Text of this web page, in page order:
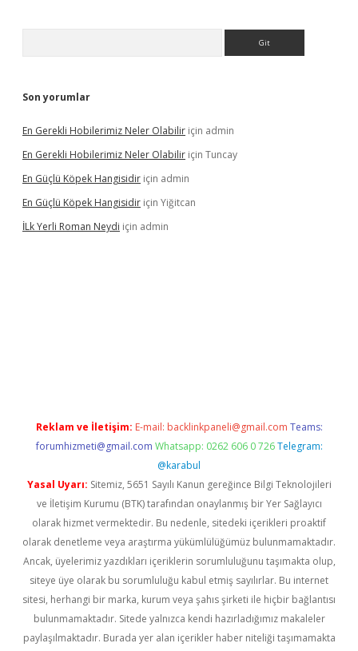
Son yorumlar
En Gerekli Hobilerimiz Neler Olabilir için admin
En Gerekli Hobilerimiz Neler Olabilir için Tuncay
En Güçlü Köpek Hangisidir için admin
En Güçlü Köpek Hangisidir için Yiğitcan
İLk Yerli Roman Neydi için admin
Reklam ve İletişim: E-mail: backlinkpaneli@gmail.com Teams:
forumhizmeti@gmail.com Whatsapp: 0262 606 0 726 Telegram:
@karabul
Yasal Uyarı: Sitemiz, 5651 Sayılı Kanun gereğince Bilgi Teknolojileri
ve İletişim Kurumu (BTK) tarafından onaylanmış bir Yer Sağlayıcı
olarak hizmet vermektedir. Bu nedenle, sitedeki içerikleri proaktif
olarak denetleme veya araştırma yükümlülüğümüz bulunmamaktadır.
Ancak, üyelerimiz yazdıkları içeriklerin sorumluluğunu taşımakta olup,
siteye üye olarak bu sorumluluğu kabul etmiş sayılırlar. Bu internet
sitesi, herhangi bir marka, kurum veya şahıs şirketi ile hiçbir bağlantısı
bulunmamaktadır. Sitede yalnızca kendi hazırladığımız makaleler
paylaşılmaktadır. Burada yer alan içerikler haber niteliği taşımamakta